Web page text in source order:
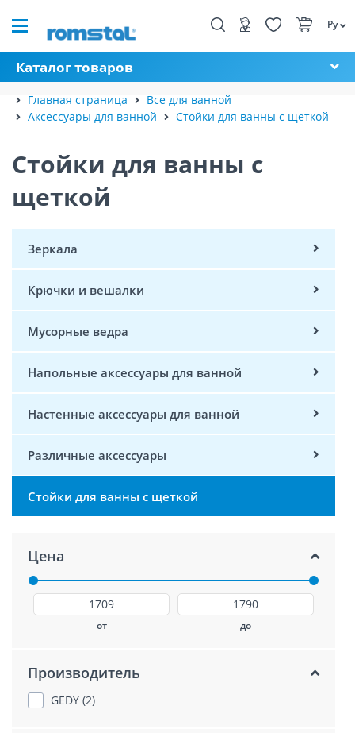
Ру
Каталог товаров
Главная страница
Все для ванной
Аксессуары для ванной
Стойки для ванны с щеткой
Стойки для ванны с
щеткой
Зеркала
Крючки и вешалки
Мусорные ведра
Напольные аксессуары для ванной
Настенные аксессуары для ванной
Различные аксессуары
Стойки для ванны с щеткой
Цена
от до
Производитель
GEDY (2)